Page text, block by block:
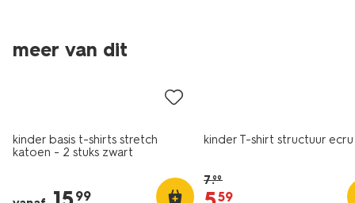
meer van dit
2 stuks
kinder basis t-shirts stretch
katoen - 2 stuks zwart
99
kinder T-shirt structuur ecru
7.99
59